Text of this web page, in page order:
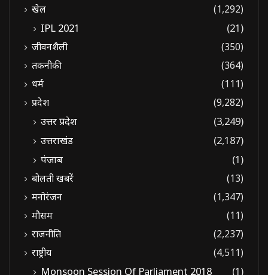
खेल
(1,292)
IPL 2021 (21)
जीवनशैली
(350)
तकनीकी
(364)
धर्म
(111)
प्रदेश
(9,282)
उत्तर प्रदेश
(3,249)
उत्तराखंड
(2,187)
पंजाब
(1)
बोलती खबरें
(13)
मनोरंजन
(1,347)
मौसम
(11)
राजनीति
(2,237)
राष्ट्रीय
(4,511)
Monsoon Session Of Parliament 2018
(1)